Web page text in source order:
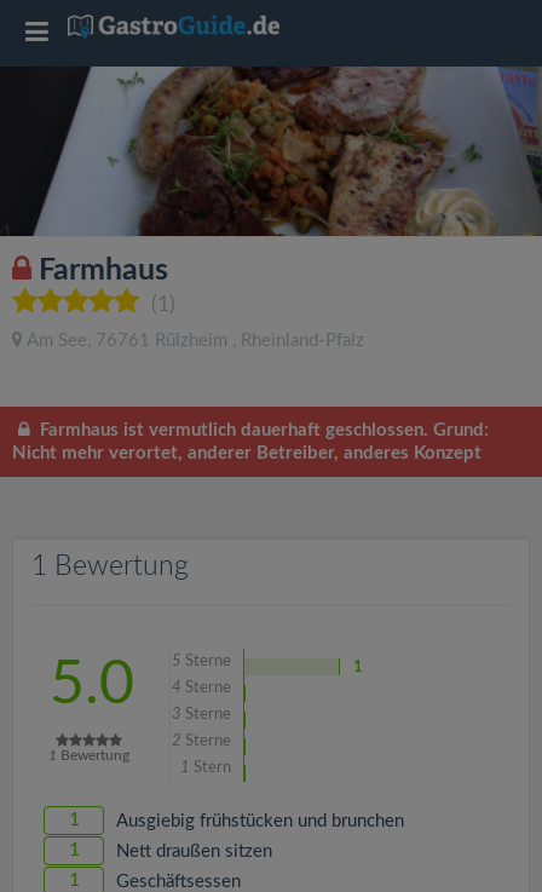
Farmhaus
(1)
Am See, 76761 Rülzheim , Rheinland-Pfalz
Farmhaus ist vermutlich dauerhaft geschlossen. Grund:
Nicht mehr verortet, anderer Betreiber, anderes Konzept
1 Bewertung
5.0
1 Bewertung
5 Sterne
1
4 Sterne
3 Sterne
2 Sterne
1 Stern
1 Ausgiebig frühstücken und brunchen
1 Nett draußen sitzen
1 Geschäftsessen
T
l
e
a
g
a
i